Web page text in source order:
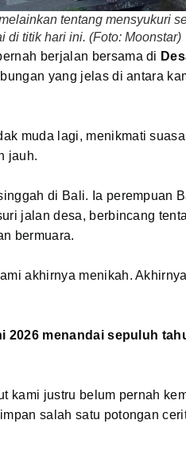
tentang mensyukuri
di titik hari ini. (Foto: Moonstar)
berjalan bersama di
yang jelas di antara
muda lagi, menikmati
jauh.
di Bali. Ia perempuan
jalan desa, berbincang
bermuara.
akhirnya menikah.
2026 menandai sepuluh
kami justru belum pernah
salah satu potongan